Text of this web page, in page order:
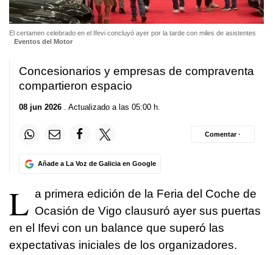
El certamen celebrado en el Ifevi concluyó ayer por la tarde con miles de asistentes
Eventos del Motor
Concesionarios y empresas de compraventa
compartieron espacio
08 jun 2026 . Actualizado a las 05:00 h.
Añade a La Voz de Galicia en Google
Comentar ·
L a primera edición de la Feria del Coche de
Ocasión de Vigo clausuró ayer sus puertas
en el Ifevi con un balance que superó las
expectativas iniciales de los organizadores.